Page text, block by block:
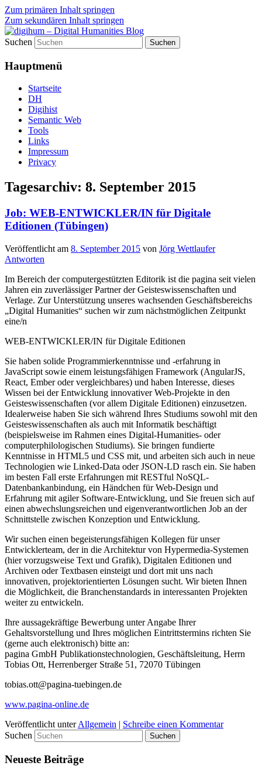
Zum primären Inhalt springen
Zum sekundären Inhalt springen
digihum – Digital Humanities
Blog
fibri (find&bring) goes digital humanities
Suchen
Hauptmenü
Startseite
DH
Digihist
Semantic Web
Tools
Links
Impressum
Privacy
Tagesarchiv: 8. September 2015
Job: WEB-ENTWICKLER/IN für Digitale
Editionen (Tübingen)
Veröffentlicht am 8. September 2015 von Jörg Wettlaufer
Antworten
Im Bereich der computergestützten Editorik ist die pagina seit vielen
Jahren ein zuverlässiger Partner der Geisteswissenschaften und
Verlage. Zur Unterstützung unseres wachsenden Geschäftsbereichs
„Digital Humanities“ suchen wir zum nächstmöglichen Zeitpunkt
eine/n
WEB-ENTWICKLER/IN für Digitale Editionen
Sie haben solide Programmierkenntnisse und -erfahrung in
JavaScript sowie einem leistungsfähigen Framework (AngularJS,
React, Ember oder vergleichbares) und haben Interesse, dieses
Wissen bei der Entwicklung innovativer Web-Projekte in den
Geisteswissenschaften (vor allem Digitale Editionen) einzusetzen.
Idealerweise haben Sie sich während Ihres Studiums sowohl mit den
Geisteswissenschaften als auch mit Informatik beschäftigt
(beispielsweise im Rahmen eines Digital-Humanities- oder
computerphilologischen Studiums). Sie bringen fundierte
Kenntnisse in HTML5 und CSS mit, und arbeiten sich auch in neue
Technologien wie Linked-Data oder JSON-LD rasch ein. Sie haben
im besten Fall erste Erfahrungen mit RESTful NoSQL-
Datenbankanbindung, ein Händchen für Web-Design und
Erfahrung mit agiler Software-Entwicklung, und Sie freuen sich auf
einen abwechslungsreichen und eigenverantwortlichen Job an der
Schnittstelle zwischen Konzeption und Entwicklung.
Wir suchen einen begeisterungsfähigen Kollegen für unser
Entwicklerteam, der in die Architektur von Hypermedia-Systemen
(hier vorzugsweise Text und Grafik), Digitalen Editionen und
Archiven oder Textbasen einsteigt und dort mit uns nach
innovativen, projektorientierten Lösungen sucht. Wir bieten Ihnen
die Möglichkeit, die Branchenstandards in interessanten Projekten
weiter zu entwickeln.
Ihre aussagekräftige Bewerbung unter Angabe Ihrer
Gehaltsvorstellung und Ihres möglichen Eintrittstermins richten Sie
(gerne auch elektronisch) bitte an:
pagina GmbH Publikationstechnologien, Geschäftsleitung, Herrn
Tobias Ott, Herrenberger Straße 51, 72070 Tübingen
tobias.ott@pagina-tuebingen.de
www.pagina-online.de
Veröffentlicht unter Allgemein | Schreibe einen Kommentar
Suchen
Neueste Beiträge